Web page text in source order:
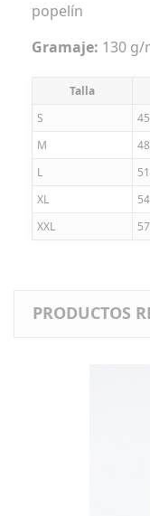
popelín
Gramaje: 130 g/
Talla
S
M
L
XL
XXL
PRODUCTOS